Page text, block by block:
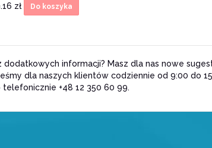
zł Do koszyka
informacji? Masz dla nas nowe
dla naszych klientów codziennie od 9:00 do
telefonicznie +48 12 350 60 99.